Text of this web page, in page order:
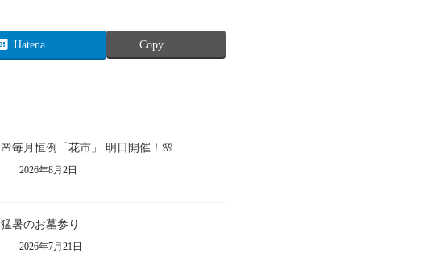
Hatena Copy
🌸毎月恒例「花市」 明日開催！🌸
2026年8月2日
猛暑のお墓参り
2026年7月21日